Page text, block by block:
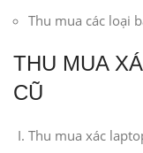
Thu mua các loại
THU MUA
CŨ
Thu mua xác